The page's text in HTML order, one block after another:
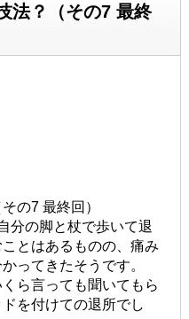
法？（その7 最終
の7 最終回）
分の脚と杖で歩いて退
とはあるものの、痛み
ってきたそうです。
ら言っても聞いてもら
を付けての退所でし